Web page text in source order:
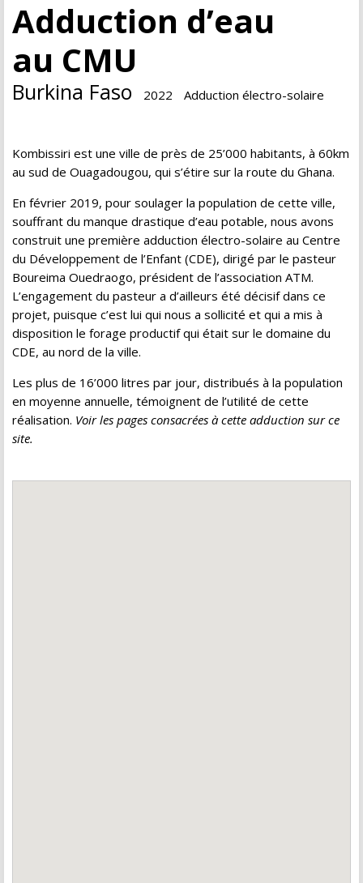
Adduction d’eau
au CMU
Burkina Faso 2022 Adduction électro-solaire
Kombissiri est une ville de près de 25’000 habitants, à 60km
au sud de Ouagadougou, qui s’étire sur la route du Ghana.
En février 2019, pour soulager la population de cette ville,
souffrant du manque drastique d’eau potable, nous avons
construit une première adduction électro-solaire au Centre
du Développement de l’Enfant (CDE), dirigé par le pasteur
Boureima Ouedraogo, président de l’association ATM.
L’engagement du pasteur a d’ailleurs été décisif dans ce
projet, puisque c’est lui qui nous a sollicité et qui a mis à
disposition le forage productif qui était sur le domaine du
CDE, au nord de la ville.
Les plus de 16’000 litres par jour, distribués à la population
en moyenne annuelle, témoignent de l’utilité de cette
réalisation. Voir les pages consacrées à cette adduction sur ce
site.